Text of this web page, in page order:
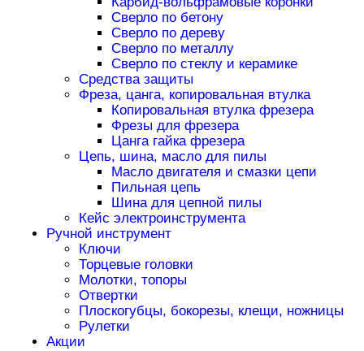
Сверло по бетону
Сверло по дереву
Сверло по металлу
Сверло по стеклу и керамике
Средства защиты
Фреза, цанга, копировальная втулка
Копировальная втулка фрезера
Фрезы для фрезера
Цанга гайка фрезера
Цепь, шина, масло для пилы
Масло двигателя и смазки цепи
Пильная цепь
Шина для цепной пилы
Кейс электроинструмента
Ручной инструмент
Ключи
Торцевые головки
Молотки, топоры
Отвертки
Плоскогубцы, бокорезы, клещи, ножницы
Рулетки
Акции